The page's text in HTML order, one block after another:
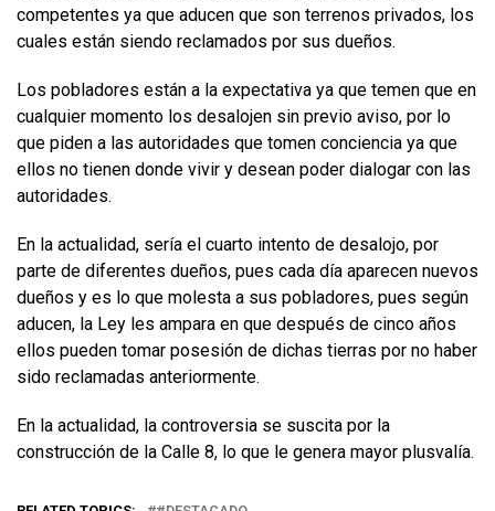
competentes ya que aducen que son terrenos privados, los
cuales están siendo reclamados por sus dueños.
Los pobladores están a la expectativa ya que temen que en
cualquier momento los desalojen sin previo aviso, por lo
que piden a las autoridades que tomen conciencia ya que
ellos no tienen donde vivir y desean poder dialogar con las
autoridades.
En la actualidad, sería el cuarto intento de desalojo, por
parte de diferentes dueños, pues cada día aparecen nuevos
dueños y es lo que molesta a sus pobladores, pues según
aducen, la Ley les ampara en que después de cinco años
ellos pueden tomar posesión de dichas tierras por no haber
sido reclamadas anteriormente.
En la actualidad, la controversia se suscita por la
construcción de la Calle 8, lo que le genera mayor plusvalía.